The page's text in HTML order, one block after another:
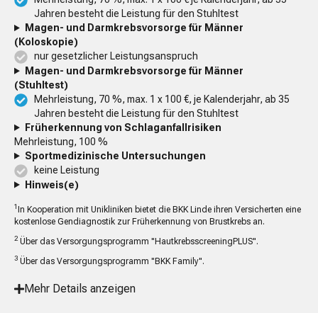
Jahren besteht die Leistung für den Stuhltest
Magen- und Darmkrebsvorsorge für Männer
(Koloskopie)
nur gesetzlicher Leistungsanspruch
Magen- und Darmkrebsvorsorge für Männer
(Stuhltest)
Mehrleistung, 70 %, max. 1 x 100 €, je Kalenderjahr, ab 35
Jahren besteht die Leistung für den Stuhltest
Früherkennung von Schlaganfallrisiken
Mehrleistung, 100 %
Sportmedizinische Untersuchungen
keine Leistung
Hinweis(e)
1 In Kooperation mit Unikliniken bietet die BKK Linde ihren Versicherten eine
kostenlose Gendiagnostik zur Früherkennung von Brustkrebs an.
2 Über das Versorgungsprogramm "HautkrebsscreeningPLUS".
3 Über das Versorgungsprogramm "BKK Family".
Mehr Details anzeigen